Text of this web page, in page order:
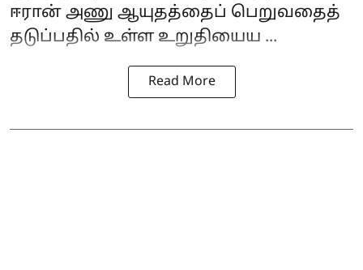
ஈரான் அணு ஆயுதத்தைப் பெறுவதைத்
தடுப்பதில் உள்ள உறுதியைய ...
Read More